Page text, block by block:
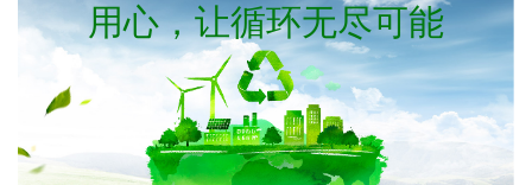
用心，让循环无尽可能